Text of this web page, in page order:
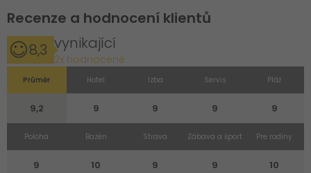
Recenze a hodnocení klientů
8,3 vynikající
2x hodnocené
Průměr
9,2
Hotel
9
Izba
9
Servis
9
Pláž
9
Poloha
9
Bazén
10
Strava
9
Zábava a šport
9
Pre rodiny
10